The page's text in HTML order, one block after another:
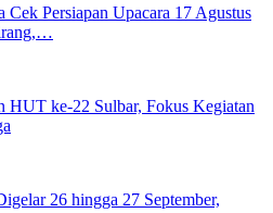
Persiapan Upacara 17 Agustus
HUT ke-22 Sulbar, Fokus Kegiatan
26 hingga 27 September,